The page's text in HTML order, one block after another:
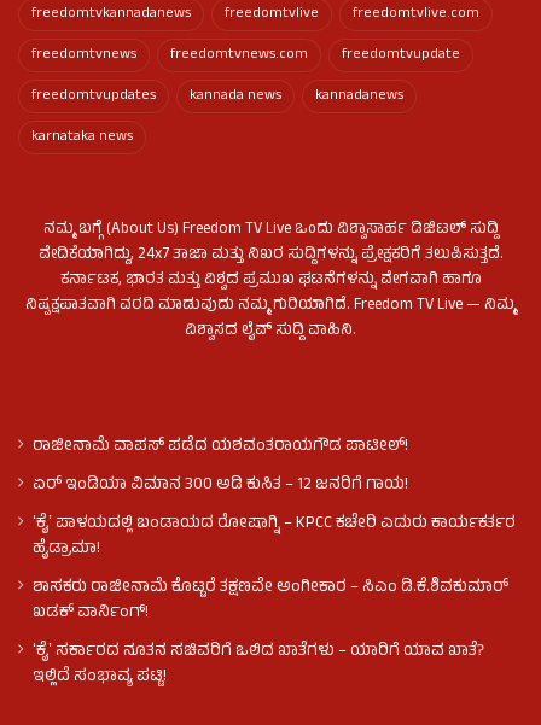
freedomtvkannadanews
freedomtvlive
freedomtvlive.com
freedomtvnews
freedomtvnews.com
freedomtvupdate
freedomtvupdates
kannada news
kannadanews
karnataka news
ನಮ್ಮ ಬಗ್ಗೆ (About Us) Freedom TV Live ಒಂದು ವಿಶ್ವಾಸಾರ್ಹ ಡಿಜಿಟಲ್ ಸುದ್ದಿ
ವೇದಿಕೆಯಾಗಿದ್ದು, 24x7 ತಾಜಾ ಮತ್ತು ನಿಖರ ಸುದ್ದಿಗಳನ್ನು ಪ್ರೇಕ್ಷಕರಿಗೆ ತಲುಪಿಸುತ್ತದೆ.
ಕರ್ನಾಟಕ, ಭಾರತ ಮತ್ತು ವಿಶ್ವದ ಪ್ರಮುಖ ಘಟನೆಗಳನ್ನು ವೇಗವಾಗಿ ಹಾಗೂ
ನಿಷ್ಪಕ್ಷಪಾತವಾಗಿ ವರದಿ ಮಾಡುವುದು ನಮ್ಮ ಗುರಿಯಾಗಿದೆ. Freedom TV Live — ನಿಮ್ಮ
ವಿಶ್ವಾಸದ ಲೈವ್ ಸುದ್ದಿ ವಾಹಿನಿ.
ರಾಜೀನಾಮೆ ವಾಪಸ್ ಪಡೆದ ಯಶವಂತರಾಯಗೌಡ ಪಾಟೀಲ್‌!
ಏರ್ ಇಂಡಿಯಾ ವಿಮಾನ 300 ಅಡಿ ಕುಸಿತ – 12 ಜನರಿಗೆ ಗಾಯ!
ʻಕೈʼ​ ಪಾಳಯದಲ್ಲಿ ಬಂಡಾಯದ ರೋಷಾಗ್ನಿ – KPCC ಕಚೇರಿ ಎದುರು ಕಾರ್ಯಕರ್ತರ
ಹೈಡ್ರಾಮಾ!
ಶಾಸಕರು ರಾಜೀನಾಮೆ ಕೊಟ್ಟರೆ ತಕ್ಷಣವೇ ಅಂಗೀಕಾರ – ಸಿಎಂ ಡಿ.ಕೆ.ಶಿವಕುಮಾರ್
ಖಡಕ್ ವಾರ್ನಿಂಗ್!
ʻಕೈʼ ಸರ್ಕಾರದ ನೂತನ ಸಚಿವರಿಗೆ ಒಲಿದ ಖಾತೆಗಳು – ಯಾರಿಗೆ ಯಾವ ಖಾತೆ?
ಇಲ್ಲಿದೆ ಸಂಭಾವ್ಯ ಪಟ್ಟಿ!